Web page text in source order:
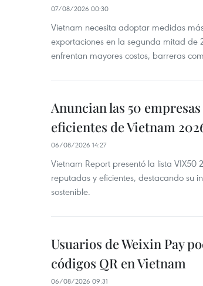
07/08/2026 00:30
Vietnam necesita adoptar medidas
exportaciones en la segunda mitad de
enfrentan mayores costos, barreras
Anuncian las 50
eficientes de Vietnam
06/08/2026 14:27
Vietnam Report presentó la lista
reputadas y eficientes, destacando su
sostenible.
Usuarios de Weixin Pay
códigos QR en Vietnam
06/08/2026 09:31